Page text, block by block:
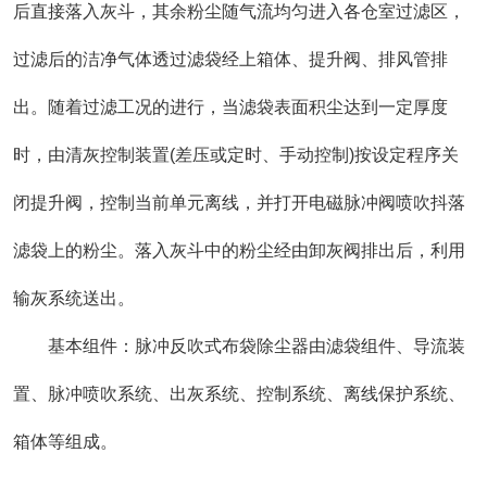
后直接落入灰斗，其余粉尘随气流均匀进入各仓室过滤区，
过滤后的洁净气体透过滤袋经上箱体、提升阀、排风管排
出。随着过滤工况的进行，当滤袋表面积尘达到一定厚度
时，由清灰控制装置(差压或定时、手动控制)按设定程序关
闭提升阀，控制当前单元离线，并打开电磁脉冲阀喷吹抖落
滤袋上的粉尘。落入灰斗中的粉尘经由卸灰阀排出后，利用
输灰系统送出。
基本组件：脉冲反吹式布袋除尘器由滤袋组件、导流装
置、脉冲喷吹系统、出灰系统、控制系统、离线保护系统、
箱体等组成。